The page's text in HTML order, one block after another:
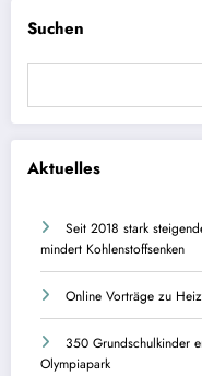
Suchen
Aktuelles
Seit 2018 stark
mindert Kohlenstoffsenken
Online Vorträge zu
350 Grundschulkinder
Olympiapark